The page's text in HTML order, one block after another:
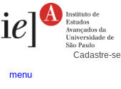
para
conteúdo.
Pessoais
Cadastre-se
menu